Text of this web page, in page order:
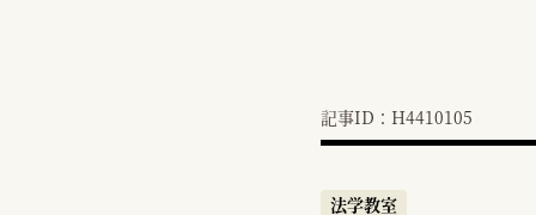
記事ID：H4410105
法学教室